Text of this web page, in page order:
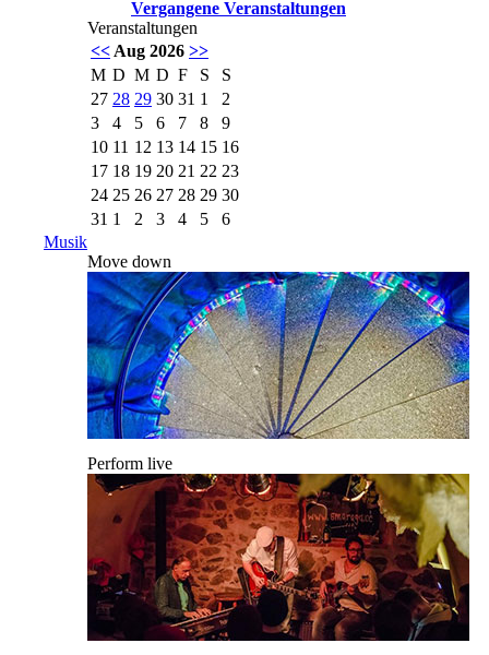
Vergangene Veranstaltungen
Veranstaltungen
<< Aug 2026 >>
M D M D F S
S
27 28 29 30 31 1
2
3
4 5 6 7 8
9
10 11 12 13 14 15 16
17 18 19 20 21 22 23
24 25 26 27 28 29 30
31 1 2 3 4 5
6
Musik
Move down
Perform live